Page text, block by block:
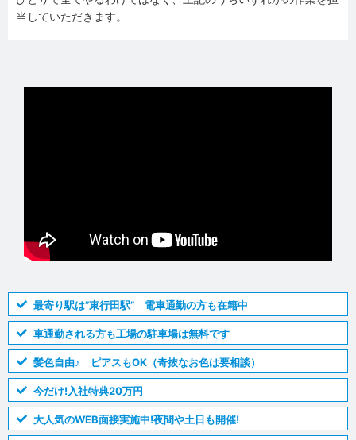
当していただきます。
最寄り駅は”東行田駅” 電車通勤の方も在籍中
車通勤される方も工場の駐車場は無料です
髪色自由♪ ピアスもOK（奇抜なお色は要相談）
今だけ!入社特典20万円
大人気のWEB面接実施中!夜間や土日も開催!